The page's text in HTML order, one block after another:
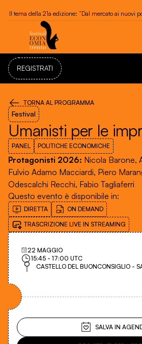
Festival dell'Economia di Trento 20 -
REGISTRATI
TORNA AL PROGRAMMA
Festival
Umanisti per le
PANEL POLITICHE ECONOMICHE
Protagonisti 2026: Nicola Barone,
Fulvio Adamo Macciardi, Piero
Odescalchi Recchi, Fabio Tagliaferri
Questo evento è disponibile in:
DIRETTA
ON DEMAND
TRASCRIZIONE LIVE IN STREAMING
22 MAGGIO
15:45 - 17:00 UTC
CASTELLO DEL BUONCONSIGLIO -
SALVA IN